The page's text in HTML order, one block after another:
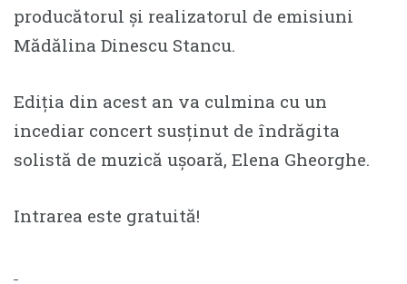
producătorul și realizatorul de emisiuni
Mădălina Dinescu Stancu.
Ediția din acest an va culmina cu un
incediar concert susținut de îndrăgita
solistă de muzică ușoară, Elena Gheorghe.
Intrarea este gratuită!